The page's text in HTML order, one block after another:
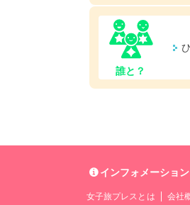
誰と？
インフォメーション
女子旅プレスとは 会社